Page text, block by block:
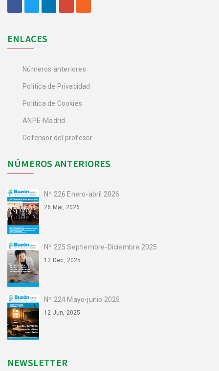
ENLACES
Números anteriores
Política de Privacidad
Política de Cookies
ANPE-Madrid
Defensor del profesor
NÚMEROS ANTERIORES
Nº 226 Enero-abril 2026
26 Mar, 2026
Nº 225 Septiembre-Diciembre 2025
12 Dec, 2025
Nº 224 Mayo-junio 2025
12 Jun, 2025
NEWSLETTER